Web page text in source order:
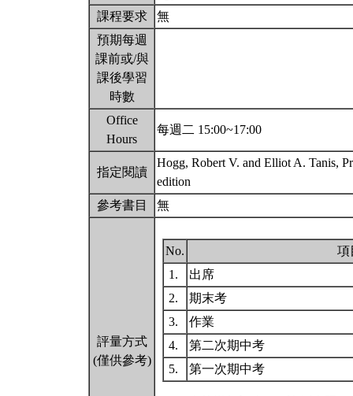
課程要求
無
預期每週
課前或/與
課後學習
時數
Office
Hours
每週二 15:00~17:00
指定閱讀
Hogg, Robert V. and Elliot A. Tanis,
edition
參考書目
無
評量方式
(僅供參考)
No.
項
1.
出席
2.
期末考
3.
作業
4.
第二次期中考
5.
第一次期中考